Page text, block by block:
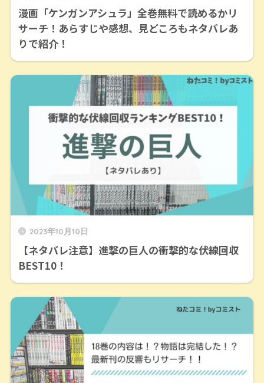
漫画「ケンガンアシュラ」全巻無料で読めるかリ
サーチ！あらすじや感想、見どころもネタバレあ
りで紹介！
2023年10月10日
【ネタバレ注意】進撃の巨人の衝撃的な伏線回収
BEST10！